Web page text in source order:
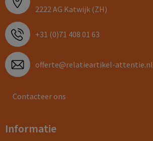
2222 AG Katwijk (ZH)
+31 (0)71 408 01 63
offerte@relatieartikel-attentie.nl
Contacteer ons
Informatie